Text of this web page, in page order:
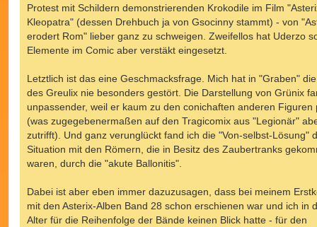
Protest mit Schildern demonstrierenden Krokodile im Film
Kleopatra" (dessen Drehbuch ja von Gsocinny stammt) - von
erodert Rom" lieber ganz zu schweigen. Zweifellos hat Uderzo
Elemente im Comic aber verstäkt eingesetzt.
Letztlich ist das eine Geschmacksfrage. Mich hat in "Graben"
des Greulix nie besonders gestört. Die Darstellung von Grünix
unpassender, weil er kaum zu den conichaften anderen Figuren
(was zugegebenermaßen auf den Tragicomix aus "Legionär"
zutrifft). Und ganz verunglückt fand ich die "Von-selbst-Lösung"
Situation mit den Römern, die in Besitz des Zaubertranks
waren, durch die "akute Ballonitis".
Dabei ist aber eben immer dazuzusagen, dass bei meinem
mit den Asterix-Alben Band 28 schon erschienen war und ich in
Alter für die Reihenfolge der Bände keinen Blick hatte - für den